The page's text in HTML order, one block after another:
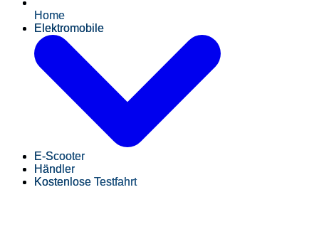
Home
Elektromobile
E-Scooter
Händler
Kostenlose Testfahrt